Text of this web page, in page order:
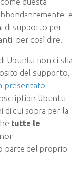
le
di supporto per
per così dire.
Ubuntu non ci stia
del supporto,
presentato
Ubuntu
di cui sopra per la
tutte le
parte del proprio